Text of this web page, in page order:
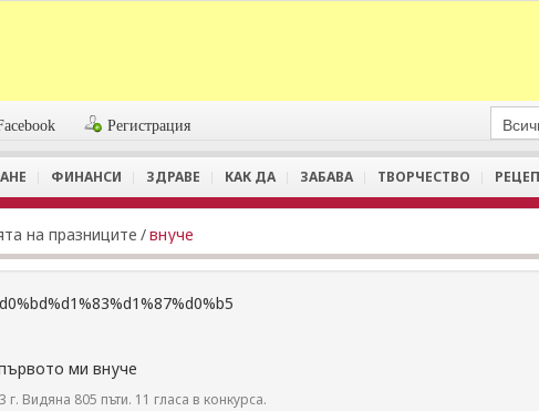
Регистрация
ФИНАНСИ ЗДРАВЕ КАК ДА ЗАБАВА ТВОРЧЕСТВО
на празниците /внуче
ми внуче
Видяна 805 пъти. 11 гласа в конкурса.